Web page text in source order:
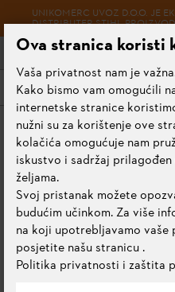
UNIKOMERC UVOZ D.O.O. JE
DISTRIBUTER STIHL
Izbornik
Početna stranica Puhači i usisni
Ova stranica koristi
Vaša privatnost nam je
Kako bismo vam omogućili
internetske stranice
nužni su za korištenje ove
kolačića omogućuje nam
iskustvo i sadržaj
željama.
Svoj pristanak možete
budućim učinkom. Za više
na koji upotrebljavamo vaše
posjetite našu stranicu
Politika privatnosti i zaštita
.